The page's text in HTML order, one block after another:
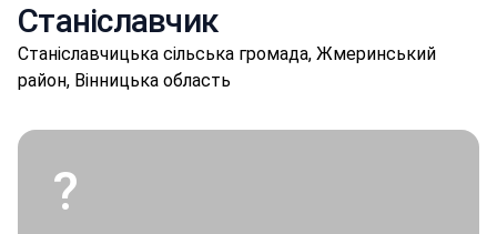
Станіславчик
Стaніслaвчицькa сільська громада, Жмеринський
район, Вінницька область
?